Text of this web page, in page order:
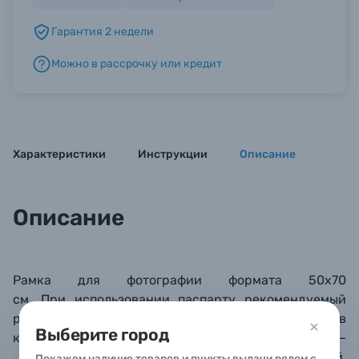
Выберите город
Б/У фототехника (Комиссионные товары)
Гарантия 2 недели
Можно в рассрочку или кредит
Характеристики Инструкции Описание
Описание
Рамка для фотографии формата 50х70
см. При использовании паспарту рекомендуемый
размер изображения 30х45 см (паспарту в
комплекте не поставляется). Материал багета –